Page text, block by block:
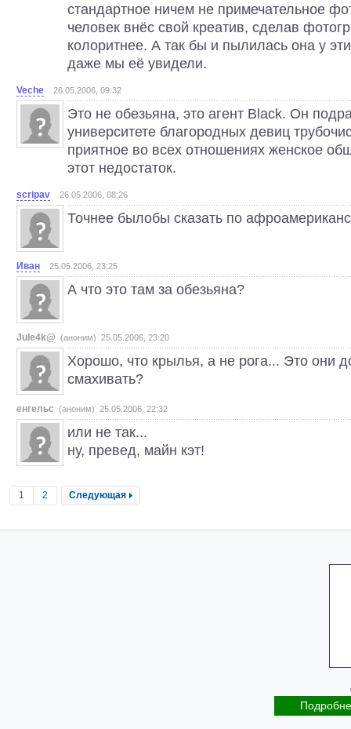
стандартное ничем не примечательное
человек внёс свой креатив, сделав
колоритнее. А так бы и пылилась она у
даже мы её увидели.
Veche 26.05.2006, 09:32
Это не обезьяна, это агент Black. Он
университете благородных девиц
приятное во всех отношениях женское
этот недостаток.
scripav 26.05.2006, 08:26
Точнее былобы сказать по
Иван 25.05.2006, 23:25
А что это там за обезьяна?
Jule4k@ (аноним) 25.05.2006, 23:20
Хорошо, что крылья, а не рога... Это они
смахивать?
енгельс (аноним) 25.05.2006, 22:32
или не так...
ну, превед, майн кэт!
1 2 Следующая